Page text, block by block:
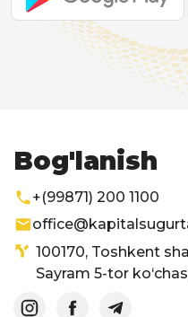
Bog'lanish
+(99871) 200 1100
100170, Toshkent
Sayram 5-tor